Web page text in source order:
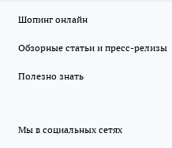
Шопинг онлайн
Обзорные статьи и пресс-релизы
Полезно знать
Мы в социальных сетях